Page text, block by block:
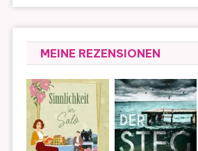
MEINE REZENSIONEN